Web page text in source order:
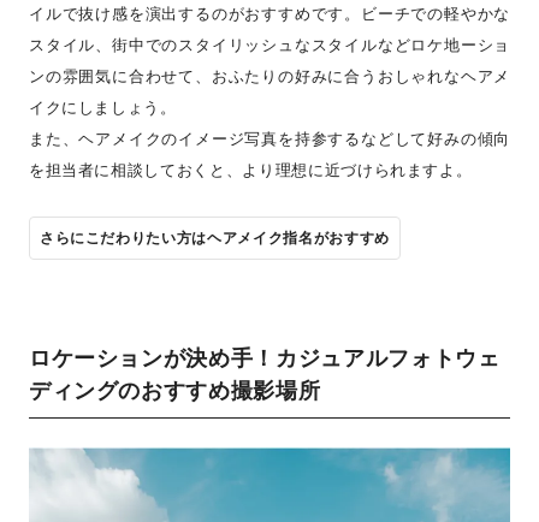
イルで抜け感を演出するのがおすすめです。ビーチでの軽やかな
スタイル、街中でのスタイリッシュなスタイルなどロケ地ーショ
ンの雰囲気に合わせて、おふたりの好みに合うおしゃれなヘアメ
イクにしましょう。
また、ヘアメイクのイメージ写真を持参するなどして好みの傾向
を担当者に相談しておくと、より理想に近づけられますよ。
さらにこだわりたい方はヘアメイク指名がおすすめ
ロケーションが決め手！カジュアルフォトウェ
ディングのおすすめ撮影場所